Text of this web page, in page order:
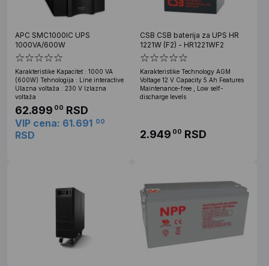
APC SMC1000IC UPS
1000VA/600W
Karakteristike Kapacitet : 1000 VA
(600W) Tehnologija : Line interactive
Ulazna voltaža : 230 V Izlazna
voltaža
62.899 00 RSD
VIP cena: 61.691 00
RSD
CSB CSB baterija za UPS HR
1221W (F2) - HR1221WF2
Karakteristike Technology AGM
Voltage 12 V Capacity 5 Ah Features
Maintenance-free , Low self-
discharge levels
2.949 00 RSD